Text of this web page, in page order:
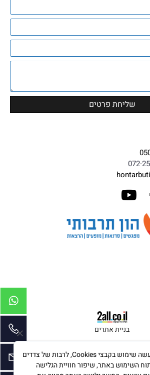
072-
בניית אתרים
לידיעתך, באתרנו נעשה שימוש בקבצי Cookies, לרבות של צדדים
השימוש באתר, שיפור חוויית הגלישה